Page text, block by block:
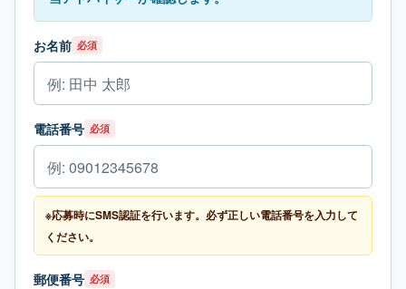
お名前 必須
電話番号 必須
※応募時にSMS認証を行います。必ず正しい電話番号を入力して
ください。
郵便番号 必須